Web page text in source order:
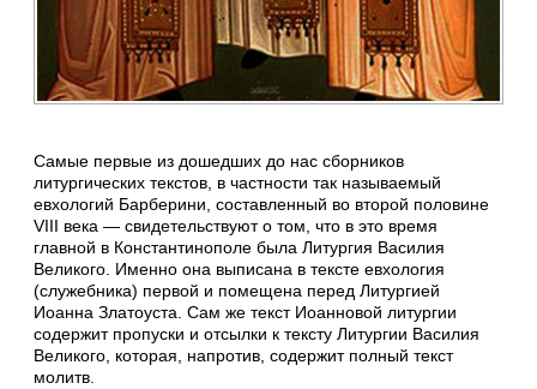
Самые первые из дошедших до нас сборников
литургических текстов, в частности так называемый
евхологий Барберини, составленный во второй половине
VIII века — свидетельствуют о том, что в это время
главной в Константинополе была Литургия Василия
Великого. Именно она выписана в тексте евхология
(служебника) первой и помещена перед Литургией
Иоанна Златоуста. Сам же текст Иоанновой литургии
содержит пропуски и отсылки к тексту Литургии Василия
Великого, которая, напротив, содержит полный текст
молитв.